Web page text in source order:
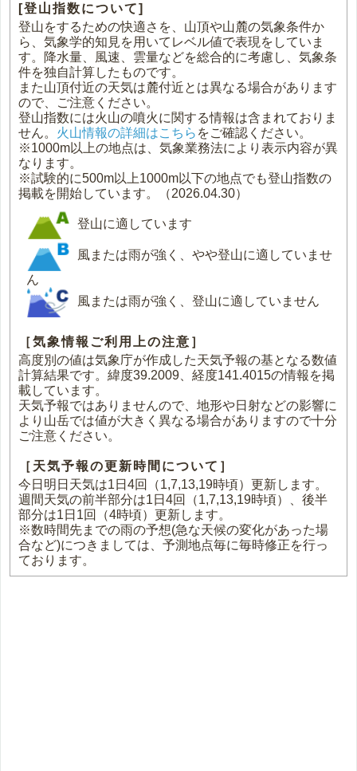
[登山指数について]
登山をするための快適さを、山頂や山麓の気象条件か
ら、気象学的知見を用いてレベル値で表現をしていま
す。降水量、風速、雲量などを総合的に考慮し、気象条
件を独自計算したものです。
また山頂付近の天気は麓付近とは異なる場合があります
ので、ご注意ください。
登山指数には火山の噴火に関する情報は含まれておりま
せん。 火山情報の詳細はこちら をご確認ください。
※1000m以上の地点は、気象業務法により表示内容が異
なります。
※試験的に500m以上1000m以下の地点でも登山指数の
掲載を開始しています。（2026.04.30）
登山に適しています
風または雨が強く、やや登山に適していませ
ん
風または雨が強く、登山に適していません
［気象情報ご利用上の注意］
高度別の値は気象庁が作成した天気予報の基となる数値
計算結果です。緯度39.2009、経度141.4015の情報を掲
載しています。
天気予報ではありませんので、地形や日射などの影響に
より山岳では値が大きく異なる場合がありますので十分
ご注意ください。
［天気予報の更新時間について］
今日明日天気は1日4回（1,7,13,19時頃）更新します。
週間天気の前半部分は1日4回（1,7,13,19時頃）、後半
部分は1日1回（4時頃）更新します。
※数時間先までの雨の予想(急な天候の変化があった場
合など)につきましては、予測地点毎に毎時修正を行っ
ております。